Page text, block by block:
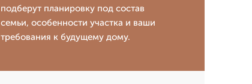
подберут планировку под состав
семьи, особенности участка и ваши
требования к будущему дому.